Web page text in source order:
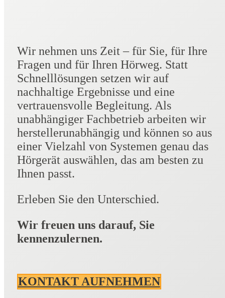
Wir nehmen uns Zeit – für Sie, für Ihre
Fragen und für Ihren Hörweg. Statt
Schnelllösungen setzen wir auf
nachhaltige Ergebnisse und eine
vertrauensvolle Begleitung. Als
unabhängiger Fachbetrieb arbeiten wir
herstellerunabhängig und können so aus
einer Vielzahl von Systemen genau das
Hörgerät auswählen, das am besten zu
Ihnen passt.
Erleben Sie den Unterschied.
Wir freuen uns darauf, Sie
kennenzulernen.
KONTAKT AUFNEHMEN